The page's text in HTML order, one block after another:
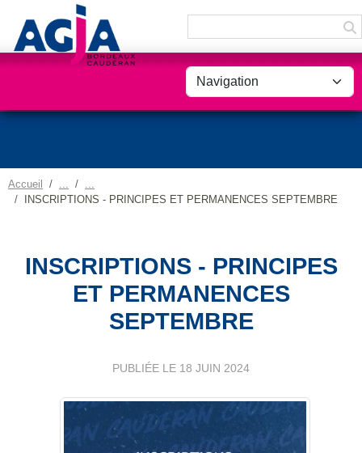
Accueil
INSCRIPTIONS - PRINCIPES ET PERMANENCES SEPTEMBRE
INSCRIPTIONS - PRINCIPES
ET PERMANENCES
SEPTEMBRE
PUBLIÉE LE 18 JUIN 2024
Panneau de gestion des cookies